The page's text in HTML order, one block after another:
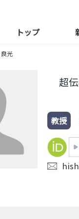
トップ
光
超
教授